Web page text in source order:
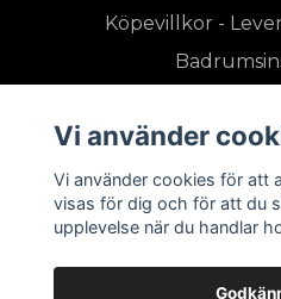
Köpevillkor -
Vi använder
Vi använder cookies för att
visas för dig och för att du
upplevelse när du handlar